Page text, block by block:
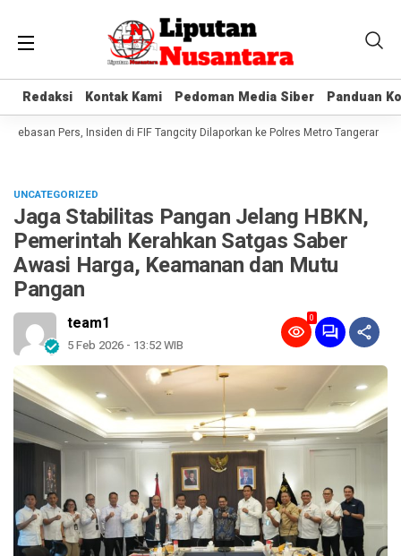
Redaksi Kontak Kami Pedoman Media Siber Panduan
Redaksi Kontak Kami Pedoman Media Siber Panduan
Pers, Insiden di FIF Tangcity Dilaporkan ke Polres Metro Tangerang
UNCATEGORIZED
Jaga Stabilitas Pangan Jelang HBKN,
Pemerintah Kerahkan Satgas Saber
Awasi Harga, Keamanan dan Mutu
Pangan
team1
5 Feb 2026 - 13:52 WIB
0